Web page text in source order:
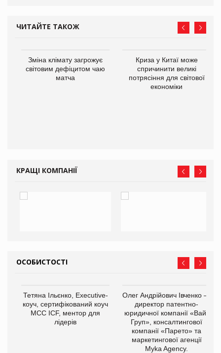
ЧИТАЙТЕ ТАКОЖ
Зміна клімату загрожує
світовим дефіцитом чаю
матча
Криза у Китаї може
спричинити великі
потрясіння для світової
економіки
КРАЩІ КОМПАНІЇ
ОСОБИСТОСТІ
Тетяна Ільєнко, Executive-
коуч, сертифікований коуч
МСС ICF, ментор для
лідерів
Олег Андрійович Івченко —
директор патентно-
юридичної компанії «Вайз
Груп», консалтингової
компанії «Парето» та
маркетингової агенції
Myka Agency.